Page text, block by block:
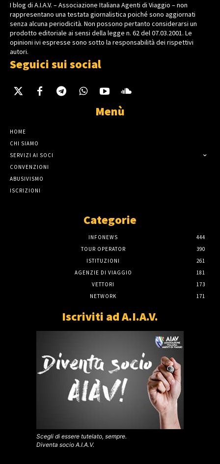
I blog di A.I.A.V. – Associazione Italiana Agenti di Viaggio – non
rappresentano una testata giornalistica poiché sono aggiornati
senza alcuna periodicità. Non possono pertanto considerarsi un
prodotto editoriale ai sensi della legge n. 62 del 07.03.2001. Le
opinioni ivi espresse sono sotto la responsabilità dei rispettivi
autori.
Seguici sui social
Menù
HOME
CHI SIAMO
SERVIZI AI SOCI
CONVENZIONI
ABUSIVISMO
ISCRIZIONI
Categorie
INFONEWS
444
TOUR OPERATOR
390
ISTITUZIONI
261
AGENZIE DI VIAGGIO
181
VETTORI
173
NETWORK
171
Iscriviti ad A.I.A.V.
Scegli di essere tutelato, sempre.
Diventa socio A.I.A.V.